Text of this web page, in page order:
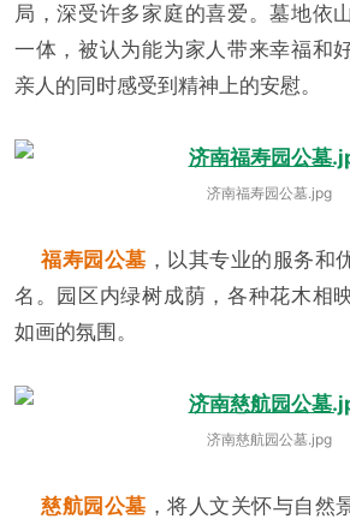
局，深受许多家庭的喜爱。墓地依
一体，被认为能为家人带来幸福和
亲人的同时感受到精神上的安慰。
济南福寿园公墓.jpg
福寿园公墓 ，以其专业的服务和
名。园区内绿树成荫，各种花木相
如画的氛围。
济南慈航园公墓.jpg
慈航园公墓 ，将人文关怀与自然